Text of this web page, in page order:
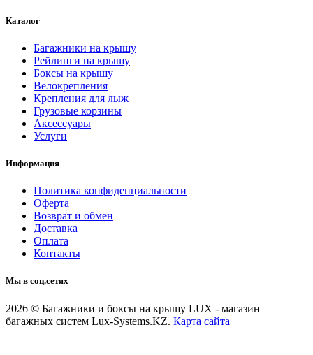
Каталог
Багажники на крышу
Рейлинги на крышу
Боксы на крышу
Велокрепления
Крепления для лыж
Грузовые корзины
Аксессуары
Услуги
Информация
Политика конфиденциальности
Оферта
Возврат и обмен
Доставка
Оплата
Контакты
Мы в соц.сетях
2026 © Багажники и боксы на крышу LUX - магазин
багажных систем Lux-Systems.KZ. Карта сайта